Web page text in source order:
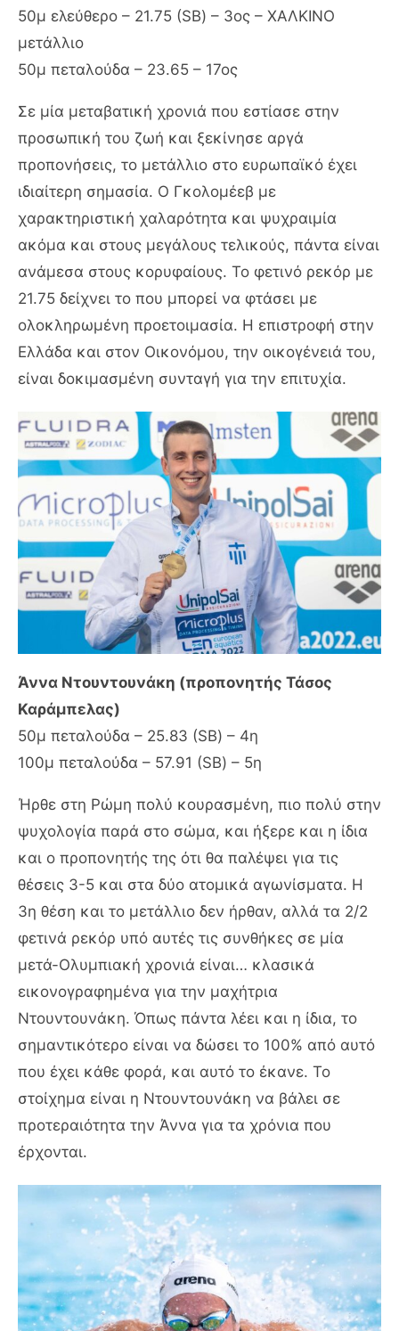
50μ ελεύθερο – 21.75 (SB) – 3ος – ΧΑΛΚΙΝΟ
μετάλλιο
50μ πεταλούδα – 23.65 – 17ος
Σε μία μεταβατική χρονιά που εστίασε στην
προσωπική του ζωή και ξεκίνησε αργά
προπονήσεις, το μετάλλιο στο ευρωπαϊκό έχει
ιδιαίτερη σημασία. Ο Γκολομέεβ με
χαρακτηριστική χαλαρότητα και ψυχραιμία
ακόμα και στους μεγάλους τελικούς, πάντα είναι
ανάμεσα στους κορυφαίους. Το φετινό ρεκόρ με
21.75 δείχνει το που μπορεί να φτάσει με
ολοκληρωμένη προετοιμασία. Η επιστροφή στην
Ελλάδα και στον Οικονόμου, την οικογένειά του,
είναι δοκιμασμένη συνταγή για την επιτυχία.
Άννα Ντουντουνάκη (προπονητής Τάσος
Καράμπελας)
50μ πεταλούδα – 25.83 (SB) – 4η
100μ πεταλούδα – 57.91 (SB) – 5η
Ήρθε στη Ρώμη πολύ κουρασμένη, πιο πολύ στην
ψυχολογία παρά στο σώμα, και ήξερε και η ίδια
και ο προπονητής της ότι θα παλέψει για τις
θέσεις 3-5 και στα δύο ατομικά αγωνίσματα. Η
3η θέση και το μετάλλιο δεν ήρθαν, αλλά τα 2/2
φετινά ρεκόρ υπό αυτές τις συνθήκες σε μία
μετά-Ολυμπιακή χρονιά είναι… κλασικά
εικονογραφημένα για την μαχήτρια
Ντουντουνάκη. Όπως πάντα λέει και η ίδια, το
σημαντικότερο είναι να δώσει το 100% από αυτό
που έχει κάθε φορά, και αυτό το έκανε. Το
στοίχημα είναι η Ντουντουνάκη να βάλει σε
προτεραιότητα την Άννα για τα χρόνια που
έρχονται.